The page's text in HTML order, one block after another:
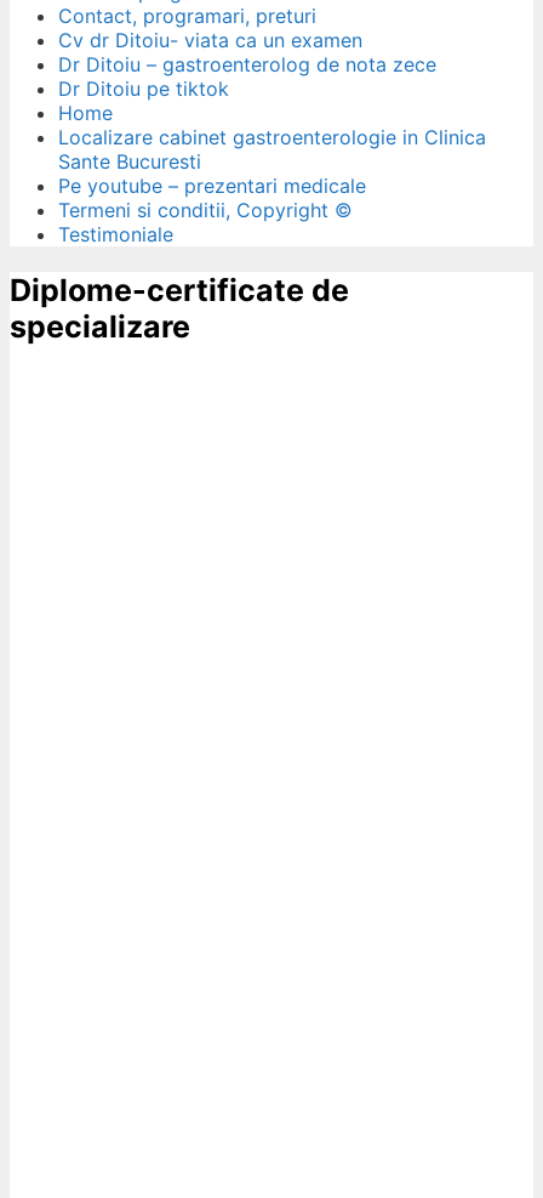
Contact, programari, preturi
Cv dr Ditoiu- viata ca un examen
Dr Ditoiu – gastroenterolog de nota zece
Dr Ditoiu pe tiktok
Home
Localizare cabinet gastroenterologie in Clinica
Sante Bucuresti
Pe youtube – prezentari medicale
Termeni si conditii, Copyright ©
Testimoniale
Diplome-certificate de
specializare